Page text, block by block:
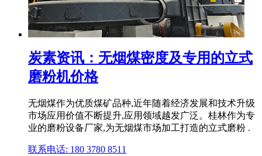
炭素资讯：无烟煤密度及专用的立式
磨粉机价格
无烟煤作为优质煤矿品种,近年随着经济发展和技术升级
市场应用价值不断提升,应用领域越发广泛。桂林作为专
业的磨粉设备厂家,为无烟煤市场加工打造的立式磨粉 .
联系电话: 180 3780 8511